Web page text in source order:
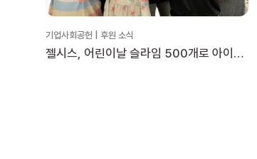
기업사회공헌 | 후원 소식
젤시스, 어린이날 슬라임 500개로 아이들